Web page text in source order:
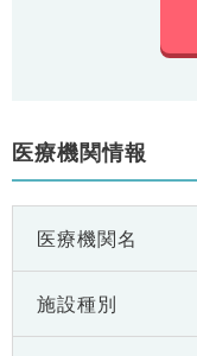
医療機関情報
医療機関名
施設種別